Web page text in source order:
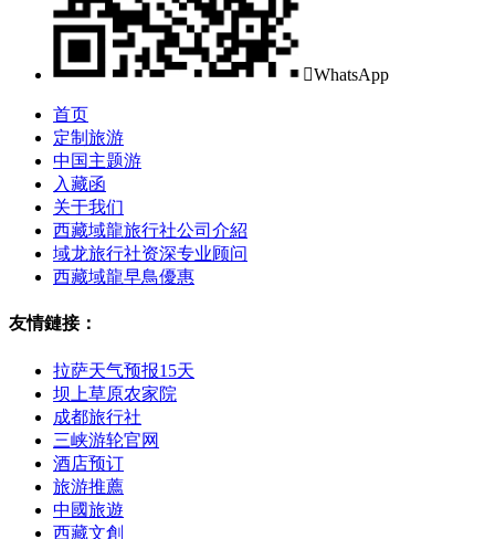
WhatsApp
首页
定制旅游
中国主题游
入藏函
关于我们
西藏域龍旅行社公司介紹
域龙旅行社资深专业顾问
西藏域龍早鳥優惠
友情鏈接：
拉萨天气预报15天
坝上草原农家院
成都旅行社
三峡游轮官网
酒店预订
旅游推薦
中國旅遊
西藏文創